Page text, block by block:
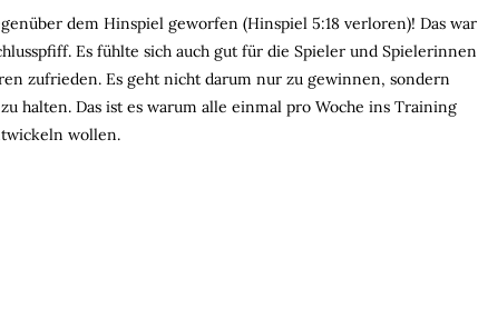
dem Hinspiel geworfen (Hinspiel 5:18 verloren)! Das war
Es fühlte sich auch gut für die Spieler und Spielerinnen
zufrieden. Es geht nicht darum nur zu gewinnen, sondern
halten. Das ist es warum alle einmal pro Woche ins Training
wollen.